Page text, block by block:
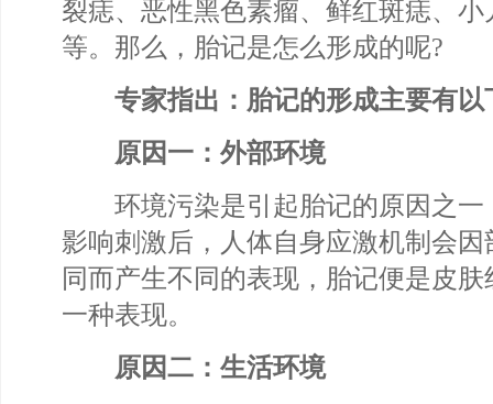
裂痣、恶性黑色素瘤、鲜红斑痣、
等。那么，胎记是怎么形成的呢?
专家指出：胎记的形成主要有以
原因一：外部环境
环境污染是引起胎记的原因之一
影响刺激后，人体自身应激机制会
同而产生不同的表现，胎记便是皮
一种表现。
原因二：生活环境